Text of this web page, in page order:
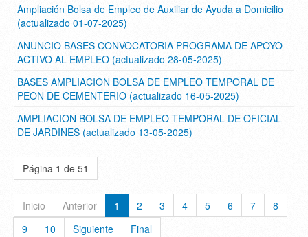
Ampliación Bolsa de Empleo de Auxiliar de Ayuda a Domicilio
(actualizado 01-07-2025)
ANUNCIO BASES CONVOCATORIA PROGRAMA DE APOYO
ACTIVO AL EMPLEO (actualizado 28-05-2025)
BASES AMPLIACION BOLSA DE EMPLEO TEMPORAL DE
PEON DE CEMENTERIO (actualizado 16-05-2025)
AMPLIACION BOLSA DE EMPLEO TEMPORAL DE OFICIAL
DE JARDINES (actualizado 13-05-2025)
Página 1 de 51
Inicio Anterior 1 2 3 4 5 6 7
8
9
10 Siguiente Final